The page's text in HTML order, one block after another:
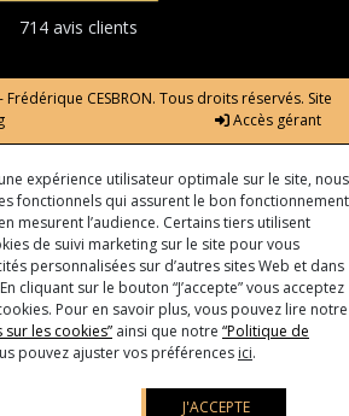
714 avis clients
CESBRON. Tous droits réservés. Site
Accès gérant
expérience utilisateur optimale sur le site, nous
fonctionnels qui assurent le bon fonctionnement
mesurent l’audience. Certains tiers utilisent
de suivi marketing sur le site pour vous
personnalisées sur d’autres sites Web et dans
cliquant sur le bouton “J’accepte” vous acceptez
Pour en savoir plus, vous pouvez lire notre
les cookies” ainsi que notre “Politique de
pouvez ajuster vos préférences ici.
J'ACCEPTE